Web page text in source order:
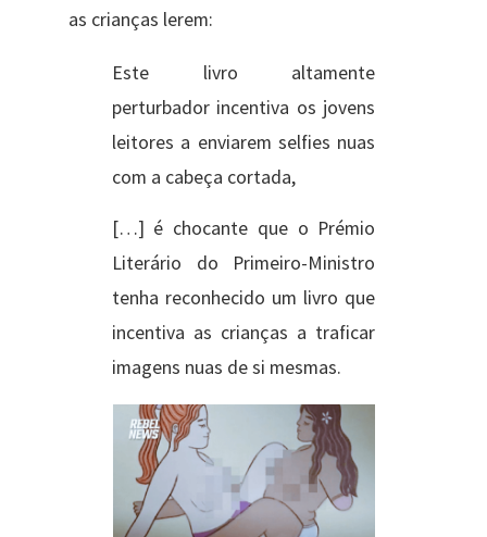
as crianças lerem:
Este livro altamente
perturbador incentiva os jovens
leitores a enviarem selfies nuas
com a cabeça cortada,
[…] é chocante que o Prémio
Literário do Primeiro-Ministro
tenha reconhecido um livro que
incentiva as crianças a traficar
imagens nuas de si mesmas.